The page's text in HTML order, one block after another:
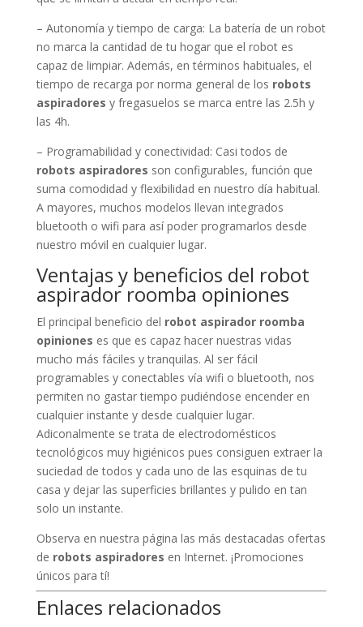
– Autonomía y tiempo de carga: La batería de un robot
no marca la cantidad de tu hogar que el robot es
capaz de limpiar. Además, en términos habituales, el
tiempo de recarga por norma general de los robots
aspiradores y fregasuelos se marca entre las 2.5h y
las 4h.
– Programabilidad y conectividad: Casi todos de
robots aspiradores son configurables, función que
suma comodidad y flexibilidad en nuestro día habitual.
A mayores, muchos modelos llevan integrados
bluetooth o wifi para así poder programarlos desde
nuestro móvil en cualquier lugar.
Ventajas y beneficios del robot
aspirador roomba opiniones
El principal beneficio del robot aspirador roomba
opiniones es que es capaz hacer nuestras vidas
mucho más fáciles y tranquilas. Al ser fácil
programables y conectables vía wifi o bluetooth, nos
permiten no gastar tiempo pudiéndose encender en
cualquier instante y desde cualquier lugar.
Adiconalmente se trata de electrodomésticos
tecnológicos muy higiénicos pues consiguen extraer la
suciedad de todos y cada uno de las esquinas de tu
casa y dejar las superficies brillantes y pulido en tan
solo un instante.
Observa en nuestra página las más destacadas ofertas
de robots aspiradores en Internet. ¡Promociones
únicos para tí!
Enlaces relacionados